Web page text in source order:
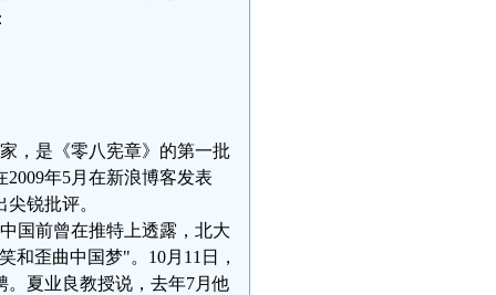
，是《零八宪章》的第一批
年5月在新浪博客发表
锐批评。
国前曾在推特上透露，北大
和歪曲中国梦"。10月11日，
。夏业良教授说，去年7月他